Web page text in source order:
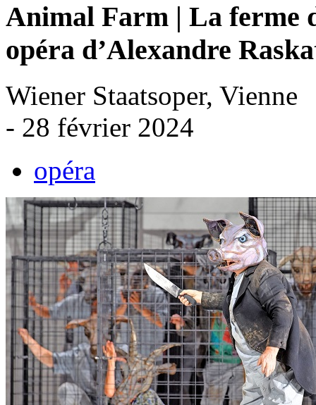
Animal Farm | La ferme
opéra d’Alexandre
Wiener Staatsoper, Vienne
- 28 février 2024
opéra